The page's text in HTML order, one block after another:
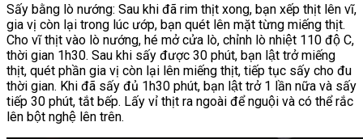
Sấy bằng lò nướng: Sau khi đã rim thịt xong, bạn xếp thịt lên vĩ,
gia vị còn lại trong lúc ướp, bạn quét lên mặt từng miếng thịt.
Cho vĩ thịt vào lò nướng, hé mở cửa lò, chỉnh lò nhiệt 110 độ C,
thời gian 1h30. Sau khi sấy được 30 phút, bạn lật trở miếng
thịt, quét phần gia vị còn lại lên miếng thịt, tiếp tục sấy cho đu
thời gian. Khi đã sấy đủ 1h30 phút, bạn lật trở 1 lần nữa và sấy
tiếp 30 phút, tắt bếp. Lấy vỉ thịt ra ngoài để nguội và có thể rắc
lên bột nghệ lên trên.